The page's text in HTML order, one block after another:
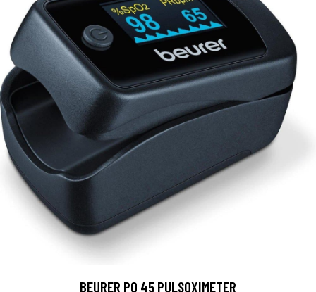
BEURER PO 45 PULSOXIMETER